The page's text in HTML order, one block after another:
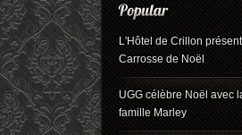
L'Hôtel de Crillon
Carrosse de Noël
UGG célèbre Noël avec
famille Marley